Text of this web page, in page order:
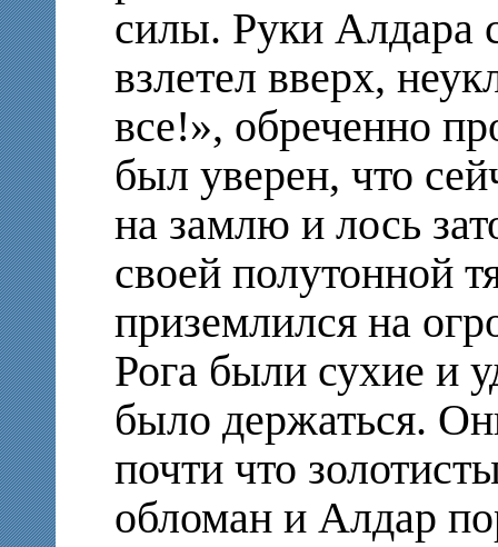
силы. Руки Алдара
взлетел вверх,
все!», обреченно
был уверен, что
на замлю и лось
своей полутонной
приземлился на
Рога были сухие и
было держаться.
почти что
обломан и Алдар